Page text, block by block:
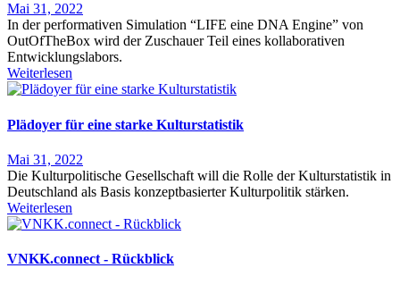
Mai 31, 2022
In der performativen Simulation “LIFE eine DNA Engine” von
OutOfTheBox wird der Zuschauer Teil eines kollaborativen
Entwicklungslabors.
Weiterlesen
Plädoyer für eine starke Kulturstatistik
Mai 31, 2022
Die Kulturpolitische Gesellschaft will die Rolle der Kulturstatistik in
Deutschland als Basis konzeptbasierter Kulturpolitik stärken.
Weiterlesen
VNKK.connect - Rückblick